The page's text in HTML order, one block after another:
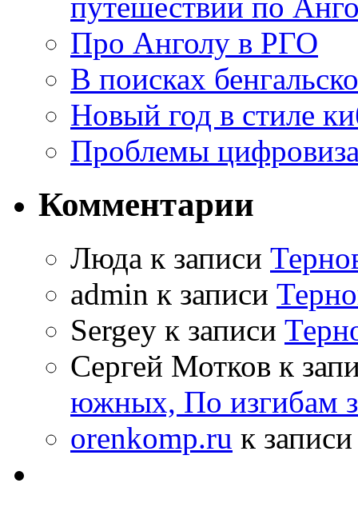
Про Анголу в РГО
В поисках
Новый год в стиле
Проблемы
Комментарии
Люда к записи
admin к записи
Sergey к записи
Сергей Мотков к
южных, По изгибам
orenkomp.ru к